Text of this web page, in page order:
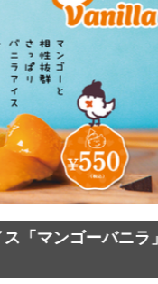
『